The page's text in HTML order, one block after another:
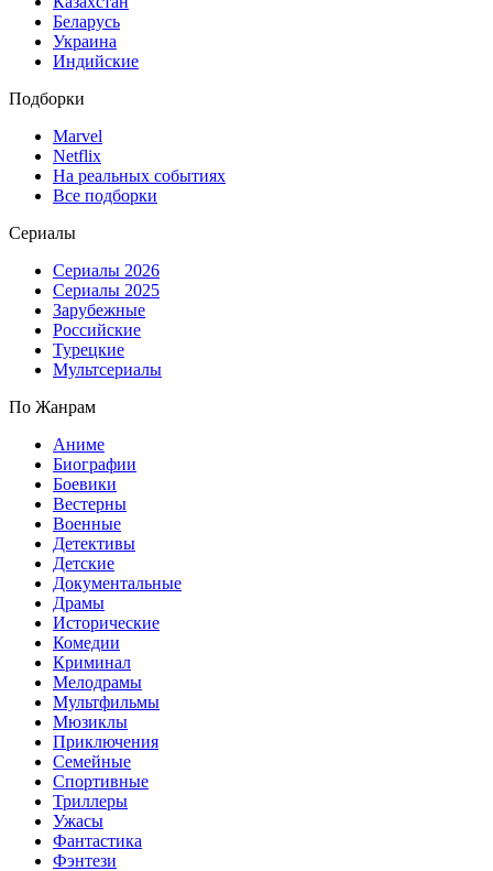
Беларусь
Украина
Индийские
Подборки
Marvel
Netflix
На реальных событиях
Все подборки
Сериалы
Сериалы 2026
Сериалы 2025
Зарубежные
Российские
Турецкие
Мультсериалы
По Жанрам
Аниме
Биографии
Боевики
Вестерны
Военные
Детективы
Детские
Документальные
Драмы
Исторические
Комедии
Криминал
Мелодрамы
Мультфильмы
Мюзиклы
Приключения
Семейные
Спортивные
Триллеры
Ужасы
Фантастика
Фэнтези